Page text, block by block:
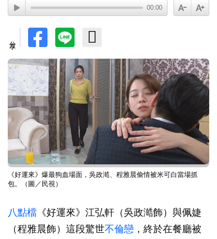
00:00
《好運來》爆最狗血場面，吳政澔、程雅晨偷情被米可白當場抓
包。（圖／民視）
八點檔 《好運來》江弘軒（吳政澔飾）與佩婕
（程雅晨飾）這段驚世不倫戀 ，終於在餐廳被